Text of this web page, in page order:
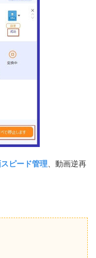
ピード管理、動画逆再